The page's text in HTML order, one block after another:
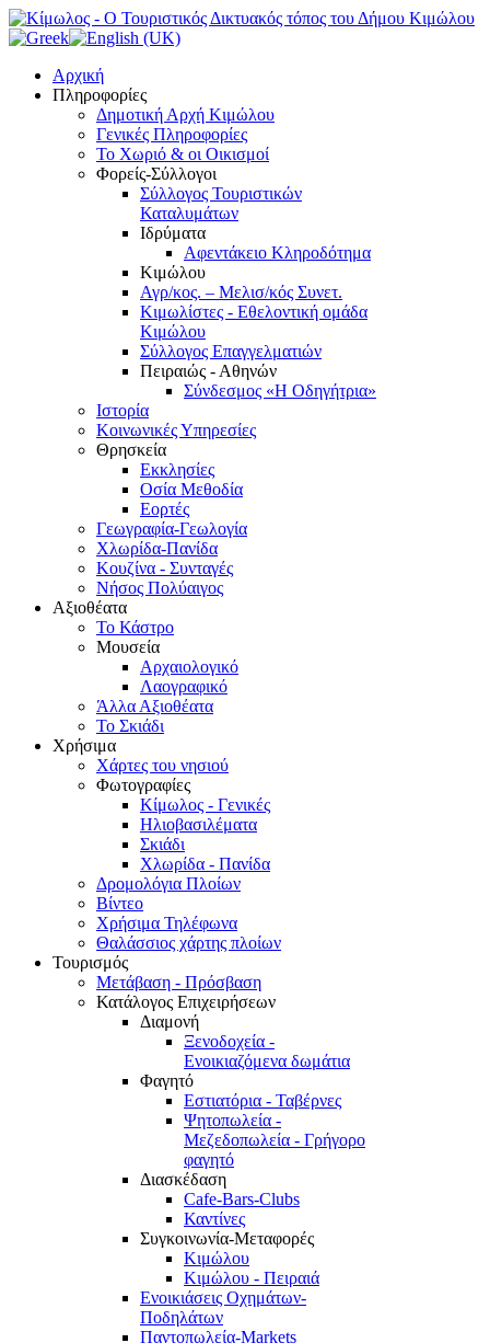
Αρχική
Πληροφορίες
Δημοτική Αρχή Κιμώλου
Γενικές Πληροφορίες
Το Xωριό & οι Οικισμοί
Φορείς-Σύλλογοι
Σύλλογος Τουριστικών
Καταλυμάτων
Ιδρύματα
Αφεντάκειο Κληροδότημα
Κιμώλου
Αγρ/κος. – Μελισ/κός Συνετ.
Κιμωλίστες - Εθελοντική ομάδα
Κιμώλου
Σύλλογος Επαγγελματιών
Πειραιώς - Αθηνών
Σύνδεσμος «Η Οδηγήτρια»
Ιστορία
Κοινωνικές Υπηρεσίες
Θρησκεία
Εκκλησίες
Οσία Μεθοδία
Εορτές
Γεωγραφία-Γεωλογία
Χλωρίδα-Πανίδα
Κουζίνα - Συνταγές
Νήσος Πολύαιγος
Αξιοθέατα
Το Κάστρο
Μουσεία
Αρχαιολογικό
Λαογραφικό
Άλλα Αξιοθέατα
Το Σκιάδι
Χρήσιμα
Χάρτες του νησιού
Φωτογραφίες
Κίμωλος - Γενικές
Ηλιοβασιλέματα
Σκιάδι
Χλωρίδα - Πανίδα
Δρομολόγια Πλοίων
Βίντεο
Χρήσιμα Τηλέφωνα
Θαλάσσιος χάρτης πλοίων
Τουρισμός
Μετάβαση - Πρόσβαση
Κατάλογος Επιχειρήσεων
Διαμονή
Ξενοδοχεία -
Ενοικιαζόμενα δωμάτια
Φαγητό
Εστιατόρια - Ταβέρνες
Ψητοπωλεία -
Μεζεδοπωλεία - Γρήγορο
φαγητό
Διασκέδαση
Cafe-Bars-Clubs
Καντίνες
Συγκοινωνία-Μεταφορές
Κιμώλου
Κιμώλου - Πειραιά
Ενοικιάσεις Οχημάτων-
Ποδηλάτων
Παντοπωλεία-Markets